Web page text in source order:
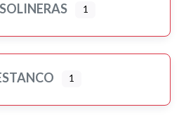
1
1